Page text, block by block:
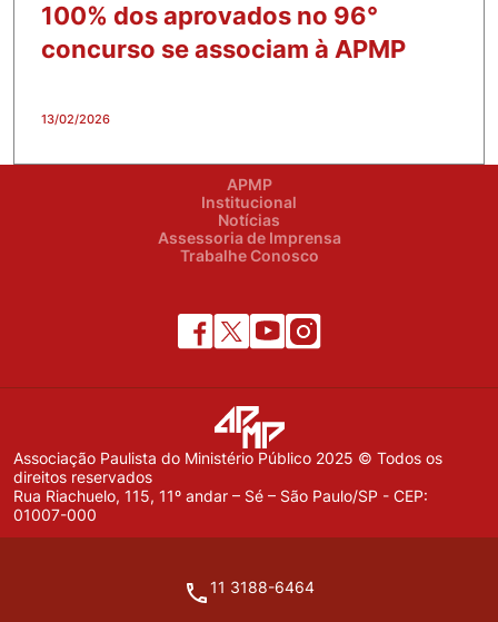
100% dos aprovados no 96°
concurso se associam à APMP
13/02/2026
APMP
Institucional
Notícias
Assessoria de Imprensa
Trabalhe Conosco
Associação Paulista do Ministério Público 2025 © Todos os
direitos reservados
Rua Riachuelo, 115, 11º andar – Sé – São Paulo/SP - CEP:
01007-000
11 3188-6464